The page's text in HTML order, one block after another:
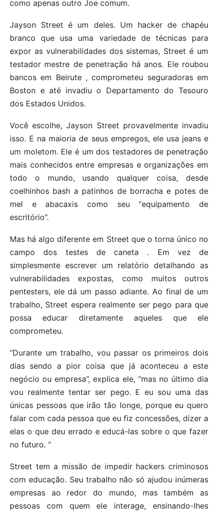
como apenas outro Joe comum.
Jayson Street é um deles. Um hacker de chapéu
branco que usa uma variedade de técnicas para
expor as vulnerabilidades dos sistemas, Street é um
testador mestre de penetração há anos. Ele roubou
bancos em Beirute , comprometeu seguradoras em
Boston e até invadiu o Departamento do Tesouro
dos Estados Unidos.
Você escolhe, Jayson Street provavelmente invadiu
isso. E na maioria de seus empregos, ele usa jeans e
um moletom. Ele é um dos testadores de penetração
mais conhecidos entre empresas e organizações em
todo o mundo, usando qualquer coisa, desde
coelhinhos bash a patinhos de borracha e potes de
mel e abacaxis como seu “equipamento de
escritório”.
Mas há algo diferente em Street que o torna único no
campo dos testes de caneta . Em vez de
simplesmente escrever um relatório detalhando as
vulnerabilidades expostas, como muitos outros
pentesters, ele dá um passo adiante. Ao final de um
trabalho, Street espera realmente ser pego para que
possa educar diretamente aqueles que ele
comprometeu.
“Durante um trabalho, vou passar os primeiros dois
dias sendo a pior coisa que já aconteceu a este
negócio ou empresa”, explica ele, “mas no último dia
vou realmente tentar ser pego. E eu sou uma das
únicas pessoas que irão tão longe, porque eu quero
falar com cada pessoa que eu fiz concessões, dizer a
elas o que deu errado e educá-las sobre o que fazer
no futuro. ”
Street tem a missão de impedir hackers criminosos
com educação. Seu trabalho não só ajudou inúmeras
empresas ao redor do mundo, mas também as
pessoas com quem ele interage, ensinando-lhes